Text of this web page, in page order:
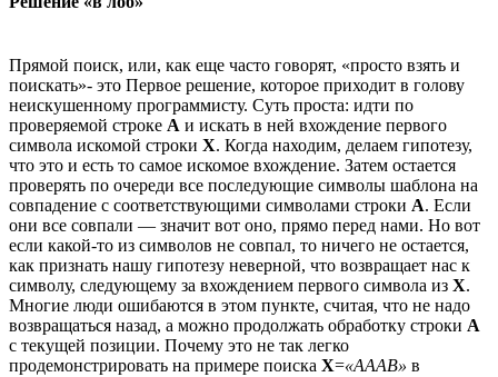
Прямой поиск, или, как еще часто говорят, «просто взять и
поискать»- это Первое решение, которое приходит в голову
неискушенному программисту. Суть проста: идти по
проверяемой строке A и искать в ней вхождение первого
символа искомой строки X. Когда находим, делаем гипотезу,
что это и есть то самое искомое вхождение. Затем остается
проверять по очереди все последующие символы шаблона на
совпадение с соответствующими символами строки A. Если
они все совпали — значит вот оно, прямо перед нами. Но вот
если какой-то из символов не совпал, то ничего не остается,
как признать нашу гипотезу неверной, что возвращает нас к
символу, следующему за вхождением первого символа из X.
Многие люди ошибаются в этом пункте, считая, что не надо
возвращаться назад, а можно продолжать обработку строки A
с текущей позиции. Почему это не так легко
продемонстрировать на примере поиска X=«AAAB» в